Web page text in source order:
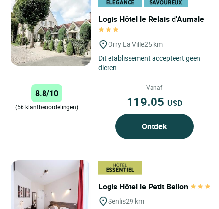
Logis Hôtel le Relais d'Aumale
Orry La Ville25 km
Dit etablissement accepteert geen
dieren.
8.8/10
(56 klantbeoordelingen)
Vanaf
119.05 USD
Ontdek
Logis Hôtel le Petit Bellon
Senlis29 km